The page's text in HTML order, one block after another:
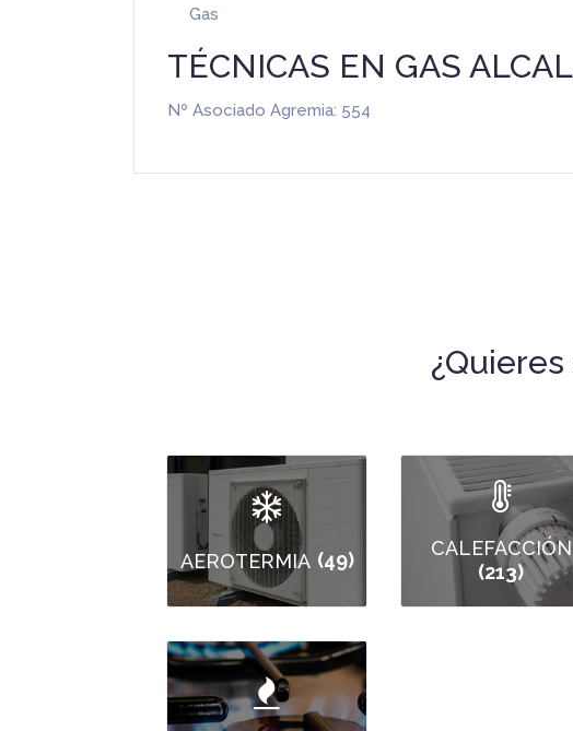
Gas
TÉCNICAS EN GAS
Nº Asociado Agremia: 554
AEROTERMIA (49)
CALEFACCIÓN
(213)